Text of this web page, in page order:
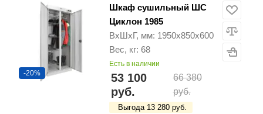
-20%
Шкаф сушильный ШС
Циклон 1985
ВхШхГ, мм: 1950х850х600
Вес, кг: 68
Есть в наличии
53 100
руб.
66 380
руб.
Выгода 13 280 руб.